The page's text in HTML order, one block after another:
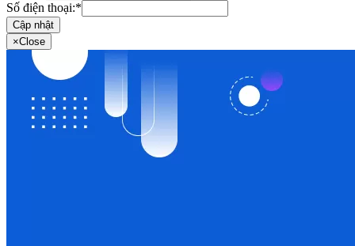
Số điện thoại:*
Cập nhật
×Close